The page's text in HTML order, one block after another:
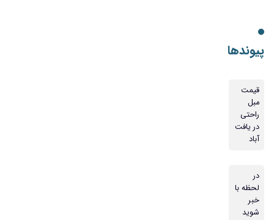
پیوندها
قیمت
مبل
راحتی
در یافت
آباد
در
لحظه با
خبر
شوید